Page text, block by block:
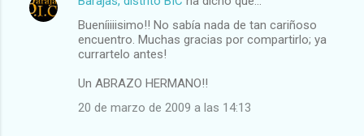
Bueníiiiisimo!! No sabía nada de tan cariñoso
encuentro. Muchas gracias por compartirlo; ya
currartelo antes!
Un ABRAZO HERMANO!!
20 de marzo de 2009 a las 14:13